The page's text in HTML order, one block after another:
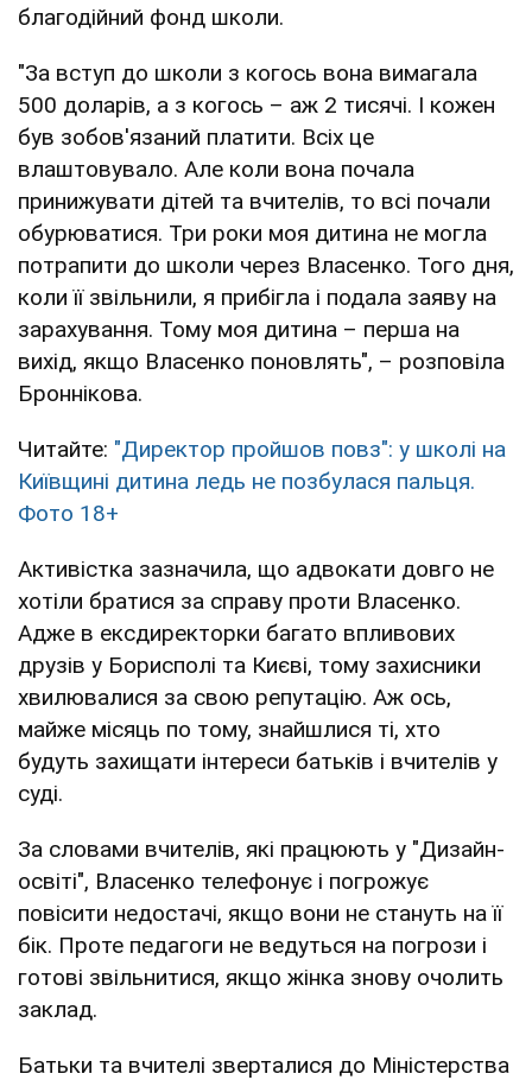
благодійний фонд школи.
"За вступ до школи з когось вона вимагала
500 доларів, а з когось – аж 2 тисячі. І кожен
був зобов'язаний платити. Всіх це
влаштовувало. Але коли вона почала
принижувати дітей та вчителів, то всі почали
обурюватися. Три роки моя дитина не могла
потрапити до школи через Власенко. Того дня,
коли її звільнили, я прибігла і подала заяву на
зарахування. Тому моя дитина – перша на
вихід, якщо Власенко поновлять", – розповіла
Броннікова.
Читайте: "Директор пройшов повз": у школі на
Київщині дитина ледь не позбулася пальця.
Фото 18+
Активістка зазначила, що адвокати довго не
хотіли братися за справу проти Власенко.
Адже в ексдиректорки багато впливових
друзів у Борисполі та Києві, тому захисники
хвилювалися за свою репутацію. Аж ось,
майже місяць по тому, знайшлися ті, хто
будуть захищати інтереси батьків і вчителів у
суді.
За словами вчителів, які працюють у "Дизайн-
освіті", Власенко телефонує і погрожує
повісити недостачі, якщо вони не стануть на її
бік. Проте педагоги не ведуться на погрози і
готові звільнитися, якщо жінка знову очолить
заклад.
Батьки та вчителі зверталися до Міністерства